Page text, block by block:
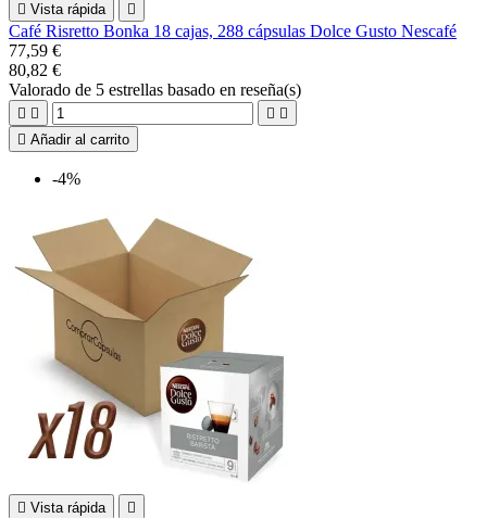
 Vista rápida 
Café Risretto Bonka 18 cajas, 288 cápsulas Dolce Gusto Nescafé
77,59 €
80,82 €
Valorado de 5 estrellas basado en reseña(s)
   
 Añadir al carrito
-4%
 Vista rápida 